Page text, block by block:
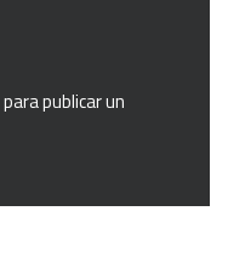
para publicar un